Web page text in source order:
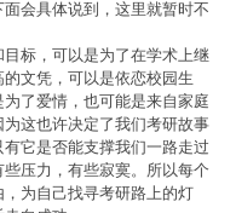
会具体说到，这里就暂时不
标，可以是为了在学术上继
文凭，可以是依恋校园生
了爱情，也可能是来自家庭
这也许决定了我们考研故事
它是否能支撑我们一路走过
压力，有些寂寞。所以每个
为自己找寻考研路上的灯